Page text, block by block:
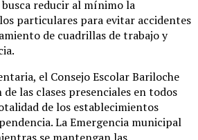
reducir al mínimo la
particulares para evitar accidentes
de cuadrillas de trabajo y
el Consejo Escolar Bariloche
las clases presenciales en todos
de los establecimientos
La Emergencia municipal